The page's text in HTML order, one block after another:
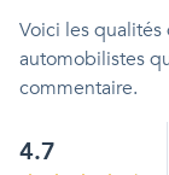
Voici les qualités
automobilistes
commentaire.
4.7